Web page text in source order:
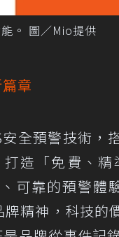
。 圖／Mio提供
章
全預警技術，
造「免費、
可靠的預警體
精神，科技的